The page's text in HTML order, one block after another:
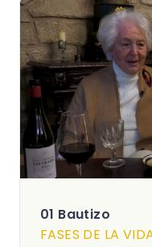
01 Bautizo
FASES DE LA